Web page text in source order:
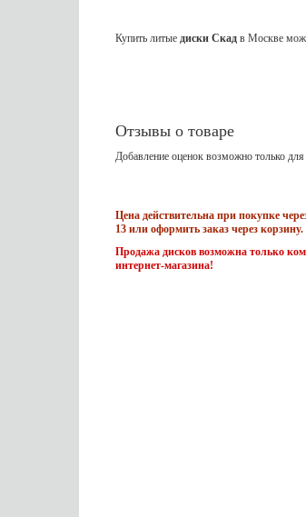
Купить литые диски Скад в Москве
Отзывы о товаре
Добавление оценок возможно только
Цена действительна при покупке
13 или оформить заказ через корзину.
Продажа дисков возможна только
интернет-магазина!